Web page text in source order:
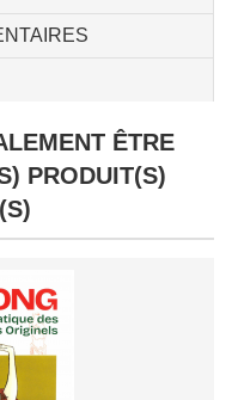
ÊTRE
PRODUIT(S)